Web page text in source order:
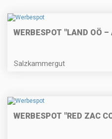
WERBESPOT "LAND OÖ
Salzkammergut
WERBESPOT "RED ZAC